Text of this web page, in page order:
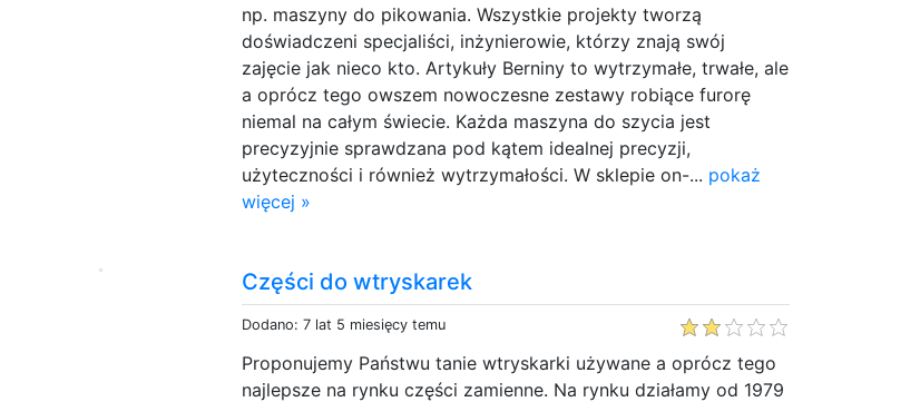
np. maszyny do pikowania. Wszystkie projekty tworzą
doświadczeni specjaliści, inżynierowie, którzy znają swój
zajęcie jak nieco kto. Artykuły Berniny to wytrzymałe, trwałe, ale
a oprócz tego owszem nowoczesne zestawy robiące furorę
niemal na całym świecie. Każda maszyna do szycia jest
precyzyjnie sprawdzana pod kątem idealnej precyzji,
użyteczności i również wytrzymałości. W sklepie on-... pokaż
więcej »
Części do wtryskarek
Dodano: 7 lat 5 miesięcy temu
Proponujemy Państwu tanie wtryskarki używane a oprócz tego
najlepsze na rynku części zamienne. Na rynku działamy od 1979